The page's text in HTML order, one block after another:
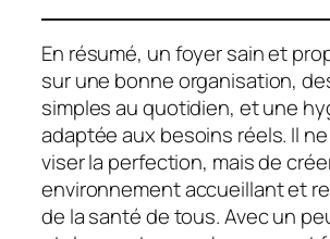
En résumé, un foyer sain et
sur une bonne organisation,
simples au quotidien, et une
adaptée aux besoins réels. Il ne
viser la perfection, mais de
environnement accueillant et
de la santé de tous. Avec un